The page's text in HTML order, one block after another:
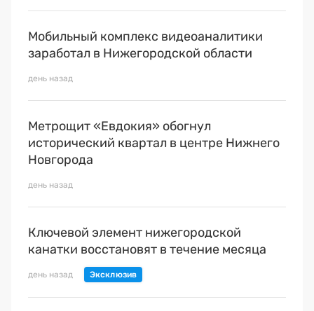
Искусство исцелять
Премия 2026 (текущая)
Эксперты
Мобильный комплекс видеоаналитики
заработал в Нижегородской области
день назад
Метрощит «Евдокия» обогнул
исторический квартал в центре Нижнего
Новгорода
день назад
Ключевой элемент нижегородской
канатки восстановят в течение месяца
день назад